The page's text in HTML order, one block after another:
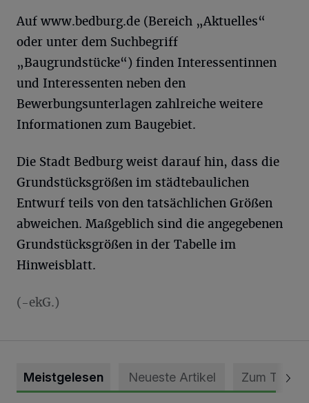
Auf www.bedburg.de (Bereich „Aktuelles“
oder unter dem Suchbegriff
„Baugrundstücke“) finden Interessentinnen
und Interessenten neben den
Bewerbungsunterlagen zahlreiche weitere
Informationen zum Baugebiet.
Die Stadt Bedburg weist darauf hin, dass die
Grundstücksgrößen im städtebaulichen
Entwurf teils von den tatsächlichen Größen
abweichen. Maßgeblich sind die angegebenen
Grundstücksgrößen in der Tabelle im
Hinweisblatt.
(-ekG.)
Meistgelesen Neueste Artikel Zum Thema